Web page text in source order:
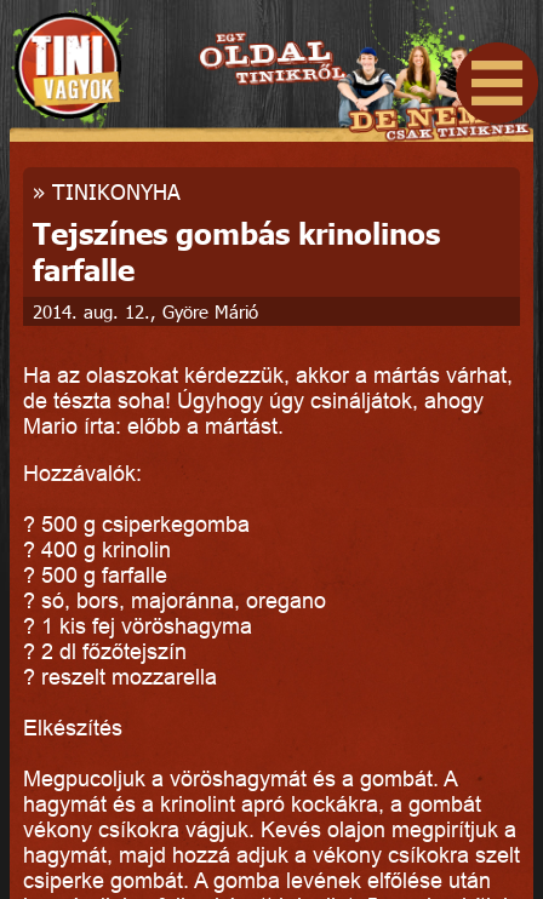
» TINIKONYHA
Tejszínes gombás krinolinos
farfalle
2014. aug. 12., Györe Márió
Ha az olaszokat kérdezzük, akkor a mártás várhat,
de tészta soha! Úgyhogy úgy csináljátok, ahogy
Mario írta: előbb a mártást.
Hozzávalók:
? 500 g csiperkegomba
? 400 g krinolin
? 500 g farfalle
? só, bors, majoránna, oregano
? 1 kis fej vöröshagyma
? 2 dl főzőtejszín
? reszelt mozzarella
Elkészítés
Megpucoljuk a vöröshagymát és a gombát. A
hagymát és a krinolint apró kockákra, a gombát
vékony csíkokra vágjuk. Kevés olajon megpirítjuk a
hagymát, majd hozzá adjuk a vékony csíkokra szelt
csiperke gombát. A gomba levének elfőlése után